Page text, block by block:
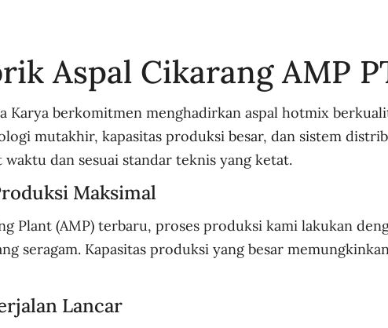
Aspal Cikarang AMP
Karya berkomitmen menghadirkan aspal hotmix
mutakhir, kapasitas produksi besar, dan sistem
dan sesuai standar teknis yang ketat.
Maksimal
Plant (AMP) terbaru, proses produksi kami lakukan
seragam. Kapasitas produksi yang besar
Lancar